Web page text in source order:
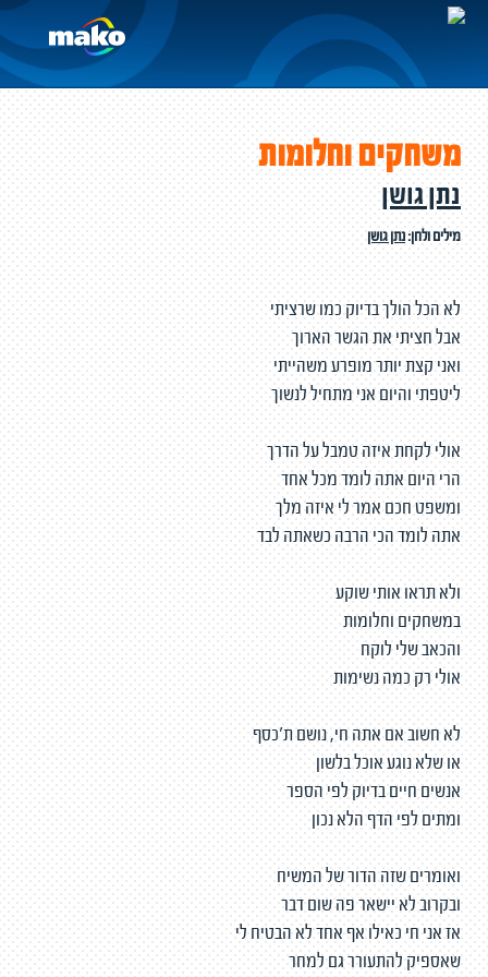
משחקים וחלומות
נתן גושן
מילים ולחן:נתן גושן
לא הכל הולך בדיוק כמו שרציתי
אבל חציתי את הגשר הארוך
ואני קצת יותר מופרע משהייתי
ליטפתי והיום אני מתחיל לנשוך
אולי לקחת איזה טמבל על הדרך
הרי היום אתה לומד מכל אחד
ומשפט חכם אמר לי איזה מלך
אתה לומד הכי הרבה כשאתה לבד
ולא תראו אותי שוקע
במשחקים וחלומות
והכאב שלי לוקח
אולי רק כמה נשימות
לא חשוב אם אתה חי, נושם ת׳כסף
או שלא נוגע אוכל בלשון
אנשים חיים בדיוק לפי הספר
ומתים לפי הדף הלא נכון
ואומרים שזה הדור של המשיח
ובקרוב לא יישאר פה שום דבר
אז אני חי כאילו אף אחד לא הבטיח לי
שאספיק להתעורר גם למחר